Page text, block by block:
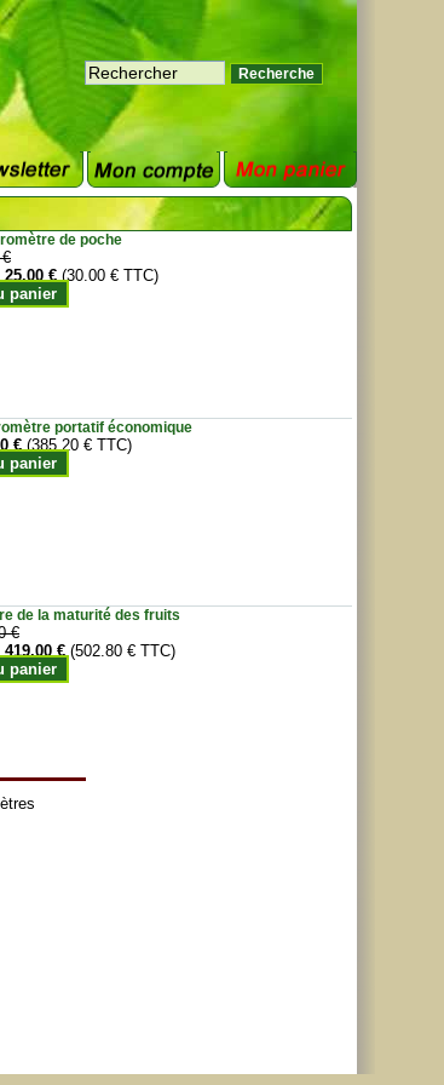
de poche
25.00 € (30.00 € TTC)
panier
portatif économique
€ (385.20 € TTC)
panier
de la maturité des fruits
€
419.00 € (502.80 € TTC)
panier